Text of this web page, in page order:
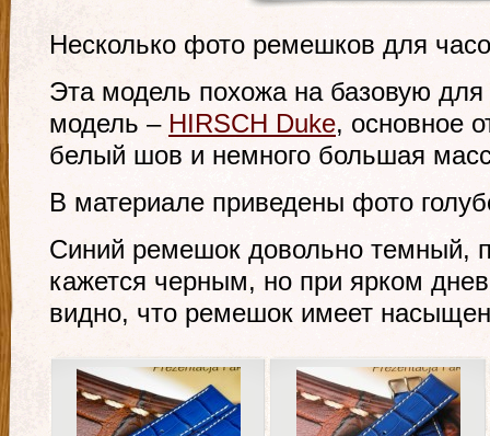
Несколько фото ремешков для
Эта модель похожа на базовую для
модель – HIRSCH Duke, основное
белый шов и немного большая
В материале приведены фото
Синий ремешок довольно темный,
кажется черным, но при ярком
видно, что ремешок имеет